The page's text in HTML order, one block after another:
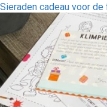
Sieraden cadeau voor